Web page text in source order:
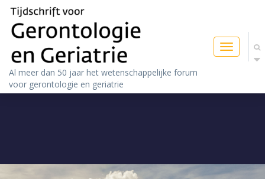
Toggle
navigation
Al meer dan 50 jaar het wetenschappelijke forum
voor gerontologie en geriatrie